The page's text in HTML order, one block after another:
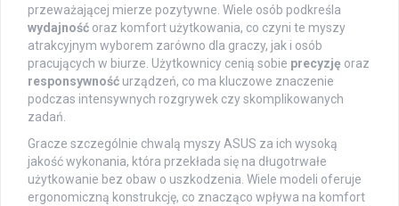
przeważającej mierze pozytywne. Wiele osób podkreśla
wydajność oraz komfort użytkowania, co czyni te myszy
atrakcyjnym wyborem zarówno dla graczy, jak i osób
pracujących w biurze. Użytkownicy cenią sobie precyzję oraz
responsywność urządzeń, co ma kluczowe znaczenie
podczas intensywnych rozgrywek czy skomplikowanych
zadań.
Gracze szczególnie chwalą myszy ASUS za ich wysoką
jakość wykonania, która przekłada się na długotrwałe
użytkowanie bez obaw o uszkodzenia. Wiele modeli oferuje
ergonomiczną konstrukcję, co znacząco wpływa na komfort